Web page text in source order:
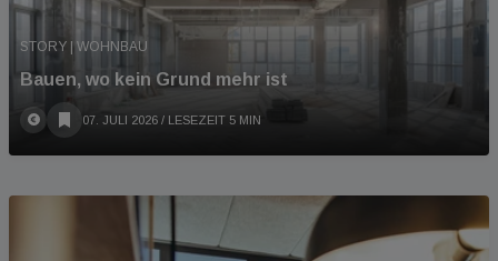
STORY | WOHNBAU
Bauen, wo kein Grund mehr ist
07. JULI 2026 / LESEZEIT 5 MIN